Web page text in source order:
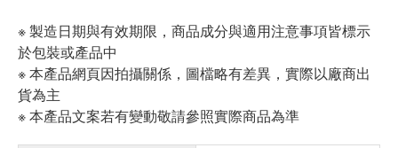
※ 製造日期與有效期限，商品成分與適用注意事項皆標示
於包裝或產品中
※ 本產品網頁因拍攝關係，圖檔略有差異，實際以廠商出
貨為主
※ 本產品文案若有變動敬請參照實際商品為準